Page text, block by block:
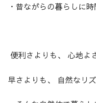
・昔ながらの暮らしに
便利さよりも、 心地よ
早さよりも、 自然なリ